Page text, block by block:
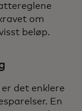
om
beløp.
det enklere
En